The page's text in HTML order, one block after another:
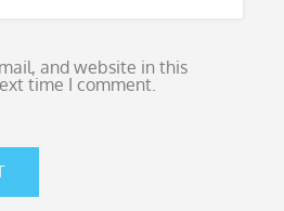
and website in this
time I comment.